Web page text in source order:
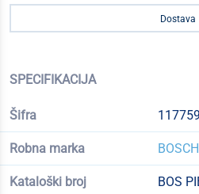
Dostava
SPECIFIKACIJA
Šifra 117759
Robna marka BOSCH
Kataloški broj BOS